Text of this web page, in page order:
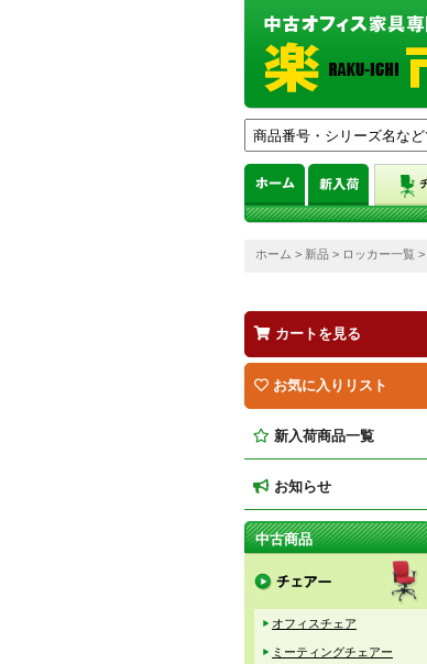
ホーム > 新品 > ロッカー一覧 >
カートを見る
お気に入りリスト
新入荷商品一覧
お知らせ
中古商品
オフィスチェア
ミーティングチェアー